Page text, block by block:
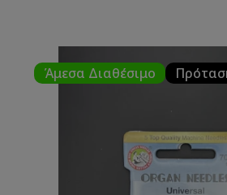
Άμεσα Διαθέσιμο